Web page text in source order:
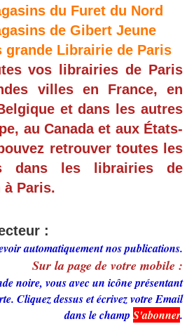
du Furet du Nord
de Gibert Jeune
grande Librairie de Paris
vos librairies de Paris
villes en France, en
et dans les autres
au Canada et aux États-
retrouver toutes les
dans les librairies de
à Paris.
:
automatiquement nos publications.
Sur la page de votre mobile :
noire, vous avec un icône présentant
Cliquez dessus et écrivez votre Email
dans le champ S'abonner.